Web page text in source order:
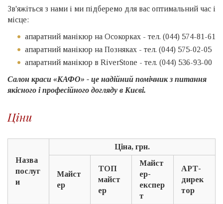
Зв'яжіться з нами і ми підберемо для вас оптимальний час і
місце:
апаратний манікюр на Осокорках - тел. (044) 574-81-61
апаратний манікюр на Позняках - тел. (044) 575-02-05
апаратний манікюр в RiverStone - тел. (044) 536-93-00
Салон краси «КАФО» - це надійний помічник з питання
якісного і професійного догляду в Києві.
Ціни
Назва
послуг
и
Ціна, грн.
Майст
ер
ТОП
майст
ер
Майст
ер-
експер
т
АРТ-
дирек
тор